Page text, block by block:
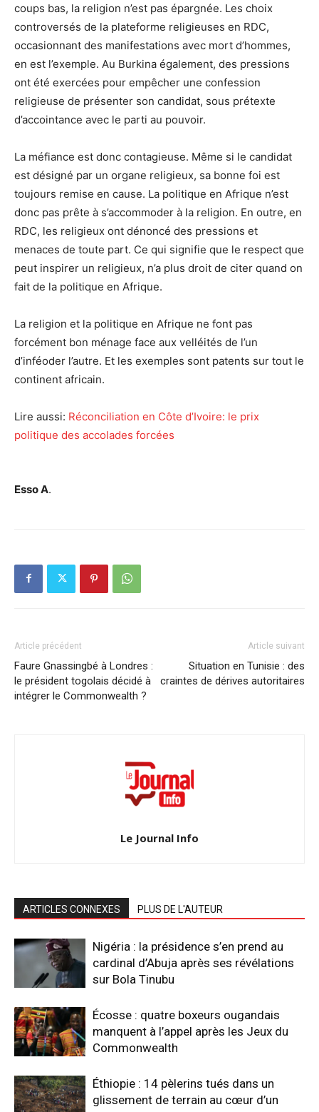
coups bas, la religion n’est pas épargnée. Les choix
controversés de la plateforme religieuses en RDC,
occasionnant des manifestations avec mort d’hommes,
en est l’exemple. Au Burkina également, des pressions
ont été exercées pour empêcher une confession
religieuse de présenter son candidat, sous prétexte
d’accointance avec le parti au pouvoir.
La méfiance est donc contagieuse. Même si le candidat
est désigné par un organe religieux, sa bonne foi est
toujours remise en cause. La politique en Afrique n’est
donc pas prête à s’accommoder à la religion. En outre, en
RDC, les religieux ont dénoncé des pressions et
menaces de toute part. Ce qui signifie que le respect que
peut inspirer un religieux, n’a plus droit de citer quand on
fait de la politique en Afrique.
La religion et la politique en Afrique ne font pas
forcément bon ménage face aux velléités de l’un
d’inféoder l’autre. Et les exemples sont patents sur tout le
continent africain.
Lire aussi: Réconciliation en Côte d’Ivoire: le prix
politique des accolades forcées
Esso A.
Article précédent
Faure Gnassingbé à Londres :
le président togolais décidé à
intégrer le Commonwealth ?
Article suivant
Situation en Tunisie : des
craintes de dérives autoritaires
Le Journal Info
ARTICLES CONNEXES PLUS DE L'AUTEUR
Nigéria : la présidence s’en prend au
cardinal d’Abuja après ses révélations
sur Bola Tinubu
Écosse : quatre boxeurs ougandais
manquent à l’appel après les Jeux du
Commonwealth
Éthiopie : 14 pèlerins tués dans un
glissement de terrain au cœur d’un